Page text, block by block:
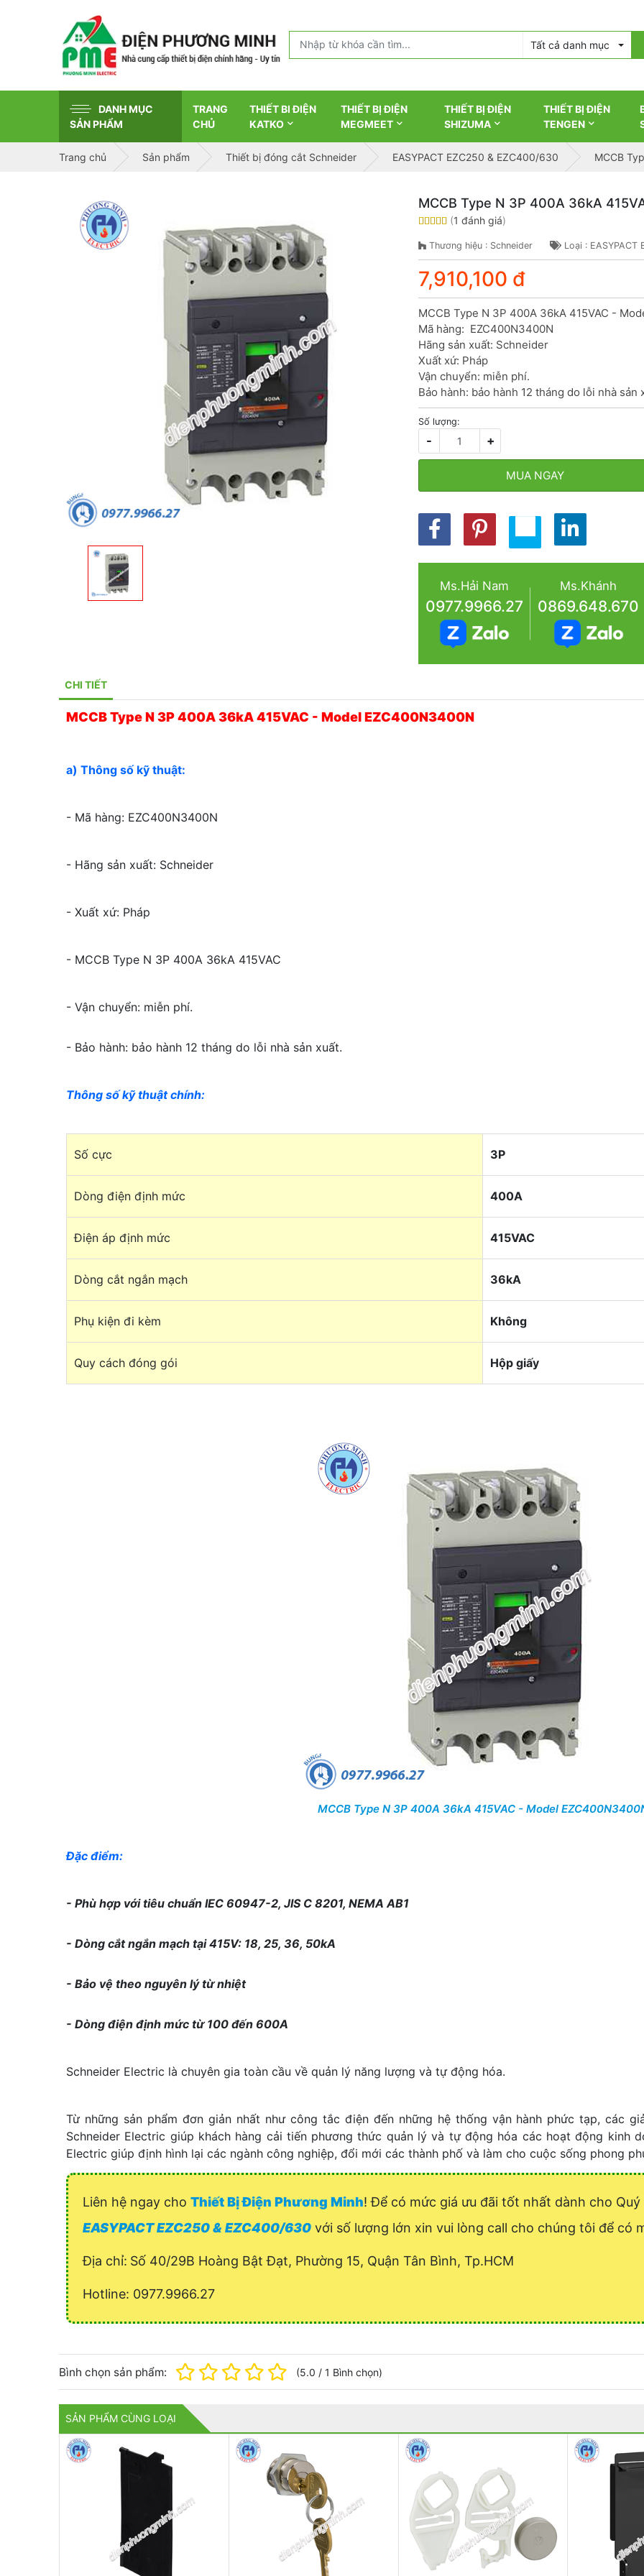
Tất cả danh mục
DANH MỤC
SẢN PHẨM
TRANG
CHỦ
THIẾT BI ĐIỆN
KATKO
THIẾT BỊ ĐIỆN
MEGMEET
THIẾT BỊ ĐIỆN
SHIZUMA
THIẾT BỊ ĐIỆN
TENGEN
Trang chủ Sản phẩm Thiết bị đóng cắt Schneider EASYPACT EZC250 & EZC400/630 MCCB
MCCB Type N 3P 400A 36kA
(1 đánh giá)
Thương hiệu : Schneider Loại :
7,910,100 đ
MCCB Type N 3P 400A 36kA 415VAC -
Mã hàng:  EZC400N3400N
Hãng sản xuất: Schneider
Xuất xứ: Pháp
Vận chuyển: miễn phí.
Bảo hành: bảo hành 12 tháng do lỗi nhà sản
Số lượng:
- +
MUA NGAY
Ms.Hải Nam
0977.9966.27
Ms.Khánh
0869.648.670
CHI TIẾT
MCCB Type N 3P 400A 36kA 415VAC - Model EZC400N3400N
a) Thông số kỹ thuật:
- Mã hàng: EZC400N3400N
- Hãng sản xuất: Schneider
- Xuất xứ: Pháp
- MCCB Type N 3P 400A 36kA 415VAC
- Vận chuyển: miễn phí.
- Bảo hành: bảo hành 12 tháng do lỗi nhà sản xuất.
Thông số kỹ thuật chính:
Số cực 3P
Dòng điện định mức 400A
Điện áp định mức 415VAC
Dòng cắt ngắn mạch 36kA
Phụ kiện đi kèm Không
Quy cách đóng gói Hộp giấy
MCCB Type N 3P 400A 36kA 415VAC - Model
Đặc điểm:
- Phù hợp với tiêu chuẩn IEC 60947-2, JIS C 8201, NEMA AB1
- Dòng cắt ngắn mạch tại 415V: 18, 25, 36, 50kA
- Bảo vệ theo nguyên lý từ nhiệt
- Dòng điện định mức từ 100 đến 600A
Schneider Electric là chuyên gia toàn cầu về quản lý năng lượng và tự động hóa.
Từ những sản phẩm đơn giản nhất như công tắc điện đến những hệ thống vận hành phức tạp, các
Schneider Electric giúp khách hàng cải tiến phương thức quản lý và tự động hóa các hoạt động kinh
Electric giúp định hình lại các ngành công nghiệp, đổi mới các thành phố và làm cho cuộc sống phong
Liên hệ ngay cho Thiết Bị Điện Phương Minh! Để có mức giá ưu đãi tốt nhất dành cho
EASYPACT EZC250 & EZC400/630 với số lượng lớn xin vui lòng call cho chúng tôi để có
Địa chỉ: Số 40/29B Hoàng Bật Đạt, Phường 15, Quận Tân Bình, Tp.HCM
Hotline: 0977.9966.27
Bình chọn sản phẩm: (5.0 / 1 Bình chọn)
SẢN PHẨM CÙNG LOẠI